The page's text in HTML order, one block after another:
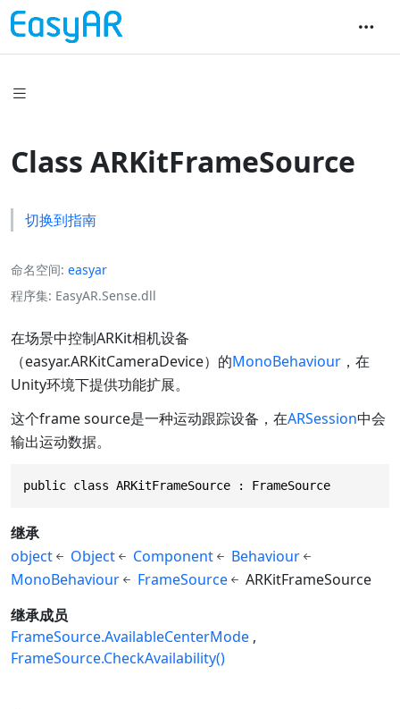
Class ARKitFrameSource
切换到指南
命名空间 easyar
程序集 EasyAR.Sense.dll
在场景中控制ARKit相机设备
（easyar.ARKitCameraDevice）的MonoBehaviour ，在
Unity环境下提供功能扩展。
这个frame source是一种运动跟踪设备，在ARSession中会
输出运动数据。
public class ARKitFrameSource : FrameSource
继承
object
Object Component
Behaviour
MonoBehaviour
FrameSource
ARKitFrameSource
继承成员
FrameSource.AvailableCenterMode
FrameSource.CheckAvailability()